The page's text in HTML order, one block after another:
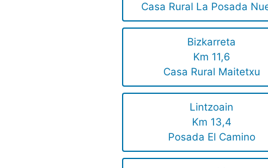
Casa Rural La Posada
Bizkarreta
Km 11,6
Casa Rural Maitetxu
Lintzoain
Km 13,4
Posada El Camino